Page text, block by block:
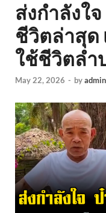
ส่งกำลังใ
ชีวิตล่าสุด
ใช้ชีวิตลำ
May 22, 2026 - by